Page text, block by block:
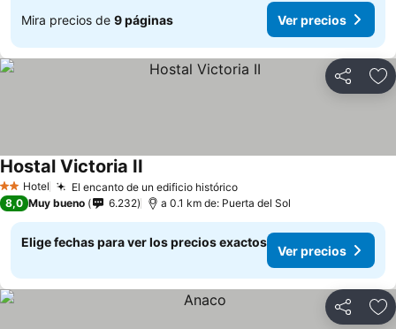
Mira precios de 9 páginas Ver precios
Compartir
2 Estrellas
Hotel El encanto de un edificio históricoVer precios
Hostal Victoria II
8,0 Muy bueno 6.232 a 0.1 km de: Puerta del Sol
Elige fechas para ver los precios exactos
Ver precios
Compartir